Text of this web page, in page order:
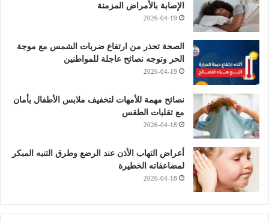
الإصابة بالأمراض المزمنة
2026-04-19
الصحة تحذر من ارتفاع ضربات الشمس مع موجة
الحر وتوجه نصائح عاجلة للمواطنين
2026-04-19
نصائح مهمة للأمهات لتخفيف ملابس الأطفال بأمان
مع تقلبات الطقس
2026-04-18
أعراض التهاب الأذن عند الرضع وطرق التنبه المبكر
لمضاعفاته الخطيرة
2026-04-18